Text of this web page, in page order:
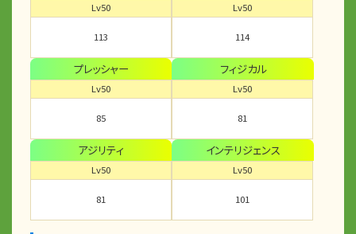
Lv50
113
Lv50
114
プレッシャー
Lv50
85
フィジカル
Lv50
81
アジリティ
Lv50
81
インテリジェンス
Lv50
101